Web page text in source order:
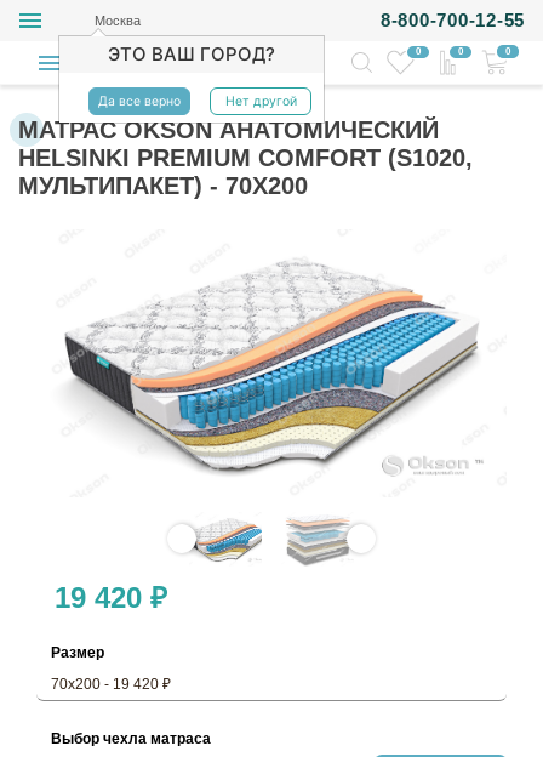
Москва
ЭТО ВАШ ГОРОД?
Да все верно Нет другой
8-800-700-12-55
0 0 0
МАТРАС OKSON АНАТОМИЧЕСКИЙ
HELSINKI PREMIUM COMFORT (S1020,
МУЛЬТИПАКЕТ) - 70Х200
Размер
70х200 - 19 420 ₽
19 420 ₽
Выбор чехла матраса